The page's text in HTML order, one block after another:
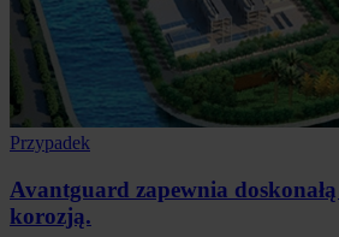
Przypadek
Avantguard zapewnia
korozją.